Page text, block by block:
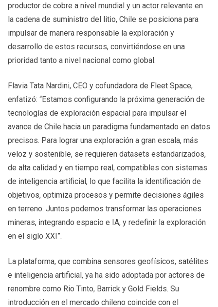
productor de cobre a nivel mundial y un actor relevante en
la cadena de suministro del litio, Chile se posiciona para
impulsar de manera responsable la exploración y
desarrollo de estos recursos, convirtiéndose en una
prioridad tanto a nivel nacional como global.
Flavia Tata Nardini, CEO y cofundadora de Fleet Space,
enfatizó: “Estamos configurando la próxima generación de
tecnologías de exploración espacial para impulsar el
avance de Chile hacia un paradigma fundamentado en datos
precisos. Para lograr una exploración a gran escala, más
veloz y sostenible, se requieren datasets estandarizados,
de alta calidad y en tiempo real, compatibles con sistemas
de inteligencia artificial, lo que facilita la identificación de
objetivos, optimiza procesos y permite decisiones ágiles
en terreno. Juntos podemos transformar las operaciones
mineras, integrando espacio e IA, y redefinir la exploración
en el siglo XXI”.
La plataforma, que combina sensores geofísicos, satélites
e inteligencia artificial, ya ha sido adoptada por actores de
renombre como Rio Tinto, Barrick y Gold Fields. Su
introducción en el mercado chileno coincide con el